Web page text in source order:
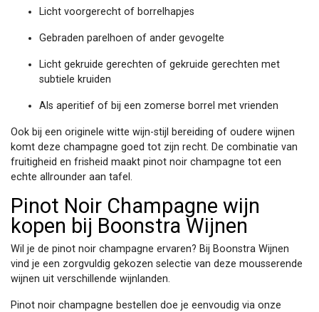
Licht voorgerecht of borrelhapjes
Gebraden parelhoen of ander gevogelte
Licht gekruide gerechten of gekruide gerechten met
subtiele kruiden
Als aperitief of bij een zomerse borrel met vrienden
Ook bij een originele witte wijn-stijl bereiding of oudere wijnen
komt deze champagne goed tot zijn recht. De combinatie van
fruitigheid en frisheid maakt pinot noir champagne tot een
echte allrounder aan tafel.
Pinot Noir Champagne wijn
kopen bij Boonstra Wijnen
Wil je de pinot noir champagne ervaren? Bij Boonstra Wijnen
vind je een zorgvuldig gekozen selectie van deze mousserende
wijnen uit verschillende wijnlanden.
Pinot noir champagne bestellen doe je eenvoudig via onze